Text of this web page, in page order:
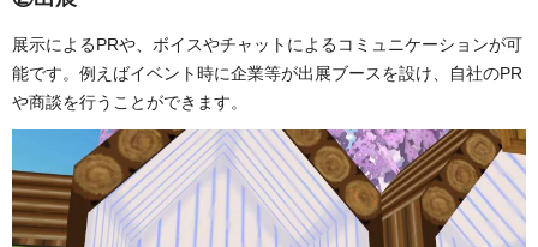
展示によるPRや、ボイスやチャットによるコミュニケーションが可
能です。例えばイベント時に企業等が出展ブースを設け、自社のPR
や商談を行うことができます。